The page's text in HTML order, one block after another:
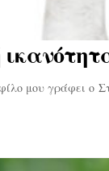
μου γράφει ο